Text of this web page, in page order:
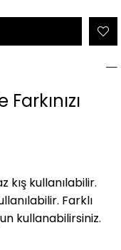
kış kullanılabilir.
Farklı
kullanabilirsiniz.